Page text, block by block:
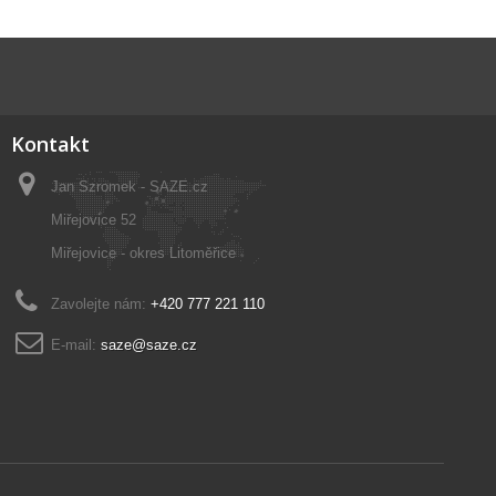
Kontakt
Jan Szromek - SAZE.cz
Miřejovice 52
Miřejovice - okres Litoměřice
Zavolejte nám:+420 777 221 110
E-mail:saze@saze.cz